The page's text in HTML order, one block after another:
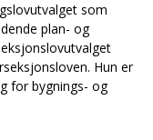
som
plan- og
Hun er
for bygnings- og